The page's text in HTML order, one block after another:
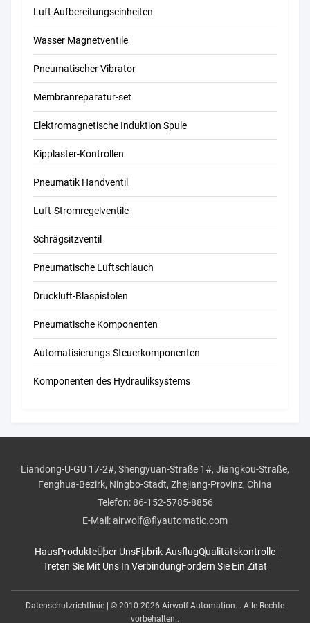
Luft Aufbereitungseinheiten
Wasser Magnetventile
Pneumatischer Vibrator
Membranreparatur-set
Elektromagnetische Induktion Spule
Kipplaster-Kontrollen
Pneumatik Handventil
Luft-Stromregelventile
Schrägsitzventil
Pneumatische Luftschlauch
Druckluft-Blaspistolen
Pneumatische Komponenten
Automatisierungs-Steuerkomponenten
Komponenten des Hydrauliksystems
Liandong-U-GU 17-2#, Shengyuan-Straße 1#, Jiangkou-Straße,
Fenghua-Bezirk, Ningbo-Stadt, Zhejiang-Provinz, China
Telefon:86-152-5785-8856
E-Mail:airwolf@flyautomatic.com
HausProdukteÜber UnsFabrik-AusflugQualitätskontrolle
Treten Sie Mit Uns In VerbindungFordern Sie Ein Zitat
Datenschutzrichtlinie | © 2010-2026 Airwolf Automation. . Alle Rechte
vorbehalten..